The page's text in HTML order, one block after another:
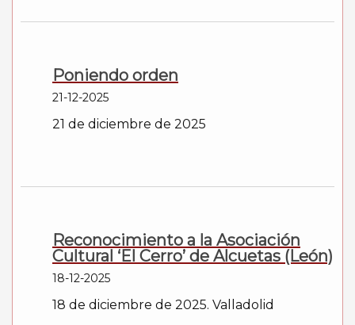
Poniendo orden
21-12-2025
21 de diciembre de 2025
Reconocimiento a la Asociación
Cultural ‘El Cerro’ de Alcuetas (León)
18-12-2025
18 de diciembre de 2025. Valladolid